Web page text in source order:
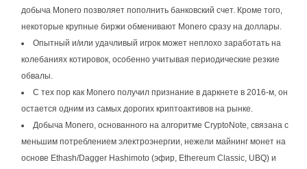
добыча Monero позволяет пополнить банковский счет. Кроме того,
некоторые крупные биржи обменивают Monero сразу на доллары.
Опытный и/или удачливый игрок может неплохо заработать на
колебаниях котировок, особенно учитывая периодические резкие
обвалы.
С тех пор как Monero получил признание в даркнете в 2016-м, он
остается одним из самых дорогих криптоактивов на рынке.
Добыча Monero, основанного на алгоритме CryptoNote, связана с
меньшим потреблением электроэнергии, нежели майнинг монет на
основе Ethash/Dagger Hashimoto (эфир, Ethereum Classic, UBQ) и